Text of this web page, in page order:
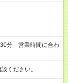
ください。